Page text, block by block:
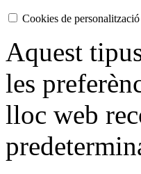
Cookies de personalització
Aquest
les
lloc web